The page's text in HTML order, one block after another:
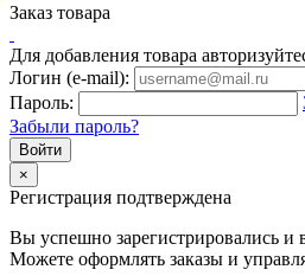
Заказ товара
Для добавления товара
Логин (e-mail):
Пароль:
Забыли пароль?
×
Регистрация подтверждена
Вы успешно зарегистрировались
Можете оформлять заказы и